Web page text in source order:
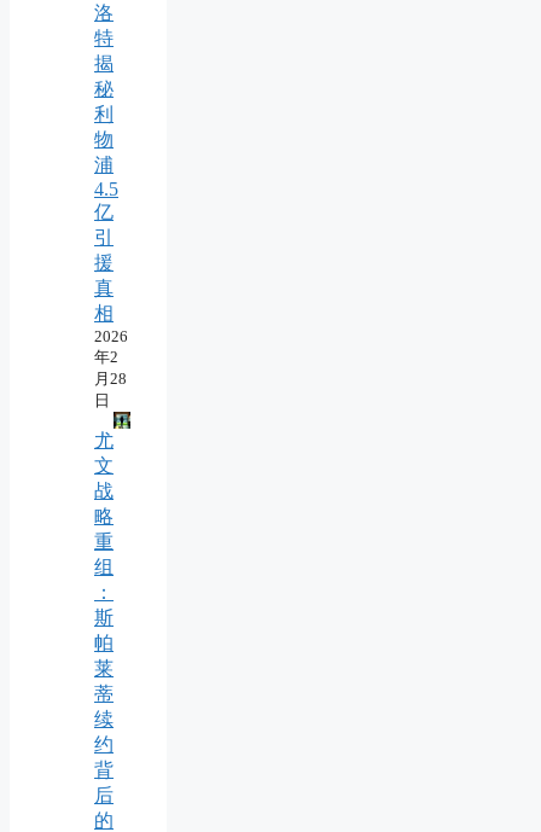
洛
特
揭
秘
利
物
浦
4.5
亿
引
援
真
相
2026
年2
月28
日
尤
文
战
略
重
组
：
斯
帕
莱
蒂
续
约
背
后
的